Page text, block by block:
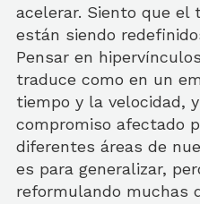
acelerar. Siento que el
están siendo
Pensar en
traduce como en un
tiempo y la velocidad,
compromiso afectado
diferentes áreas de
es para generalizar,
reformulando muchas